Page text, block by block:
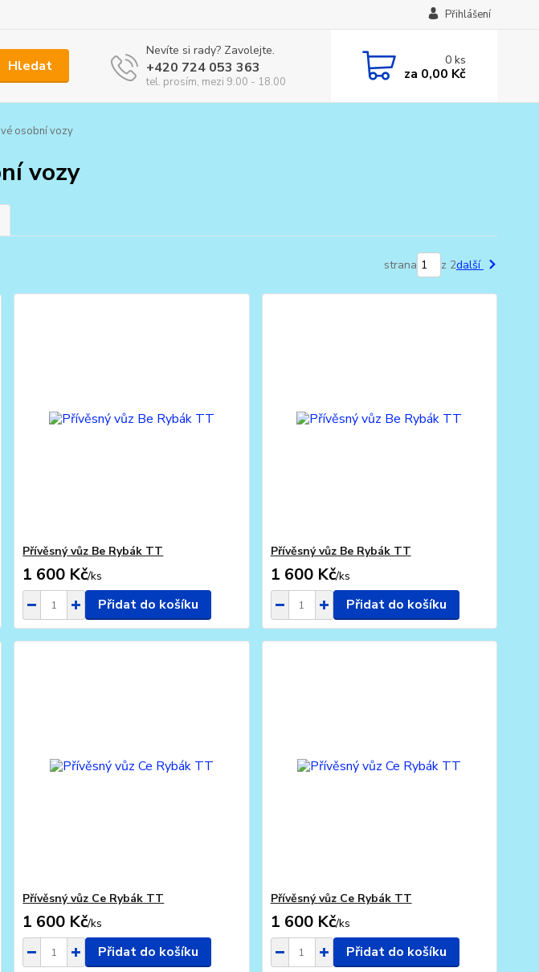
Přihlášení
Hledat
Nevíte si rady? Zavolejte.
+420 724 053 363
tel. prosím, mezi 9.00 - 18.00
0ks
za 0,00 Kč
osobní vozy
vozy
strana z 2další
Přívěsný vůz Be Rybák TT
1 600 Kč/ks
Přidat do košíku
Přívěsný vůz Be Rybák TT
1 600 Kč/ks
Přidat do košíku
Přívěsný vůz Ce Rybák TT
1 600 Kč/ks
Přidat do košíku
Přívěsný vůz Ce Rybák TT
1 600 Kč/ks
Přidat do košíku